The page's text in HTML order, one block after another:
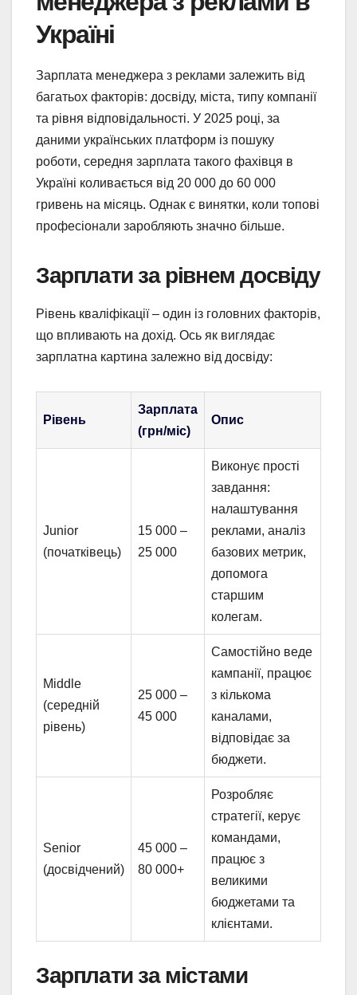
Україні
Зарплата менеджера з реклами залежить від
багатьох факторів: досвіду, міста, типу компанії
та рівня відповідальності. У 2025 році, за
даними українських платформ із пошуку
роботи, середня зарплата такого фахівця в
Україні коливається від 20 000 до 60 000
гривень на місяць. Однак є винятки, коли топові
професіонали заробляють значно більше.
Зарплати за рівнем досвіду
Рівень кваліфікації – один із головних факторів,
що впливають на дохід. Ось як виглядає
зарплатна картина залежно від досвіду:
Рівень
Зарплата
(грн/міс)
Опис
Junior
(початківець)
15 000 –
25 000
Виконує прості
завдання:
налаштування
реклами, аналіз
базових метрик,
допомога
старшим
колегам.
Middle
(середній
рівень)
25 000 –
45 000
Самостійно веде
кампанії, працює
з кількома
каналами,
відповідає за
бюджети.
Senior
(досвідчений)
45 000 –
80 000+
Розробляє
стратегії, керує
командами,
працює з
великими
бюджетами та
клієнтами.
Зарплати за містами